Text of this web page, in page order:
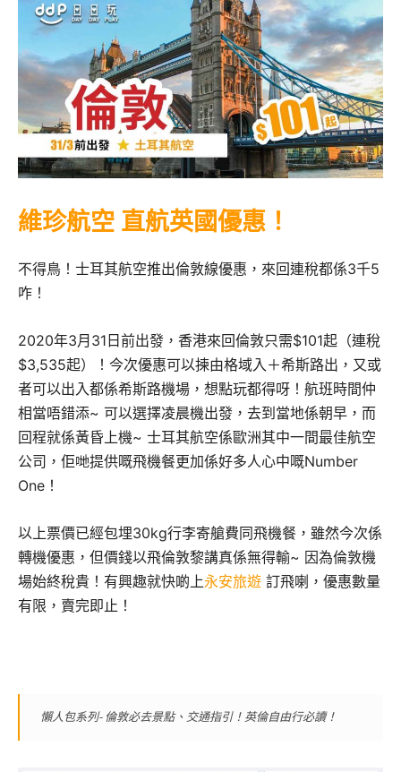
維珍航空 直航英國優惠！
不得鳥！士耳其航空推出倫敦線優惠，來回連稅都係3千5
咋！
2020年3月31日前出發，香港來回倫敦只需$101起（連稅
$3,535起）！今次優惠可以揀由格域入＋希斯路出，又或
者可以出入都係希斯路機場，想點玩都得呀！航班時間仲
相當唔錯添~ 可以選擇凌晨機出發，去到當地係朝早，而
回程就係黃昏上機~ 士耳其航空係歐洲其中一間最佳航空
公司，佢哋提供嘅飛機餐更加係好多人心中嘅Number
One！
以上票價已經包埋30kg行李寄艙費同飛機餐，雖然今次係
轉機優惠，但價錢以飛倫敦黎講真係無得輸~ 因為倫敦機
場始終稅貴！有興趣就快啲上永安旅遊 訂飛喇，優惠數量
有限，賣完即止！
懶人包系列- 倫敦必去景點、交通指引！英倫自由行必讀！